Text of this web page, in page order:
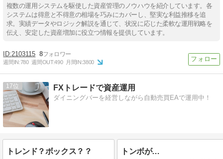
複数の運用システムを駆使した資産管理のノウハウを紹介しています。各
システムは得意と不得意の相場を巧みにカバーし、堅実な利益推移を追
求。実績データやロジック解説を通じて、状況に応じた柔軟な運用戦略を
伝え、安定した資産増加に役立つ情報を提供しています。
2103115 8
週間IN:780 週間OUT:490 月間IN:3800
17 FXトレードで資産運用
ダイニングバーを経営しながら自動売買EAで運用中！
トレンド？ボックス？？ トンボが…